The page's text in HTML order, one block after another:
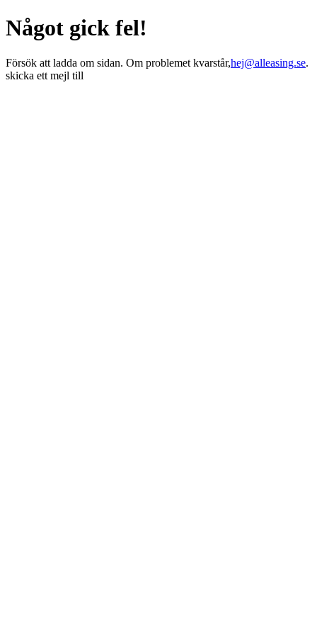
Något gick fel!
Försök att ladda om sidan. Om problemet kvarstår,hej@alleasing.se.
skicka ett mejl till